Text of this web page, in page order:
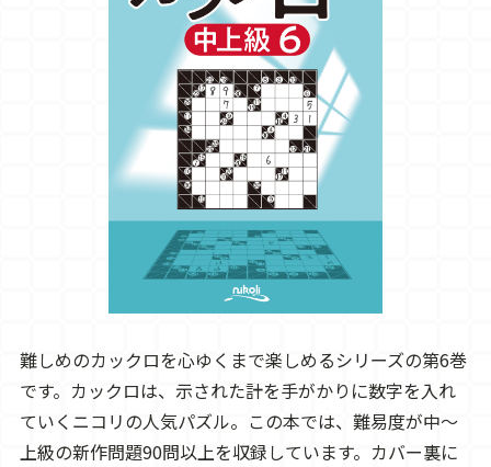
難しめのカックロを心ゆくまで楽しめるシリーズの第6巻
です。カックロは、示された計を手がかりに数字を入れ
ていくニコリの人気パズル。この本では、難易度が中～
上級の新作問題90問以上を収録しています。カバー裏に